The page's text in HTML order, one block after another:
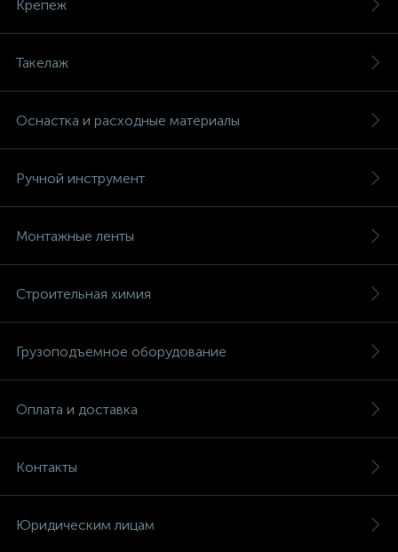
Крепеж
Такелаж
Оснастка и расходные материалы
Ручной инструмент
Монтажные ленты
Строительная химия
Грузоподъемное оборудование
Оплата и доставка
Контакты
Юридическим лицам